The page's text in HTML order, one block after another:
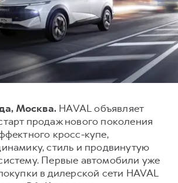
DARGO X
от 3 499 000 ₽
F7X
от 3 599 000 ₽
КЛИЕНТАМ
ОБСЛУЖИВАНИЕ
на дороге»
обслуживания
Москва. HAVAL объявляет
продаж нового поколения
кросс-купе,
стиль и продвинутую
Первые автомобили уже
в дилерской сети HAVAL